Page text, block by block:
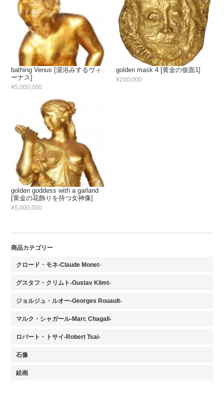
bathing Venus [湯浴みするヴィ
ーナス]
¥5,000,000
golden mask 4 [黄金の仮面1]
¥200,000
golden goddess with a garland
[黄金の花飾りを持つ女神像]
¥5,000,000
商品カテゴリー
クロード・モネ-Claude Monet-
グスタフ・クリムト-Gustav Klimt-
ジョルジュ・ルオー-Georges Rouault-
マルク・シャガール-Marc Chagall-
ロバート・トサイ-Robert Tsai-
石像
絵画